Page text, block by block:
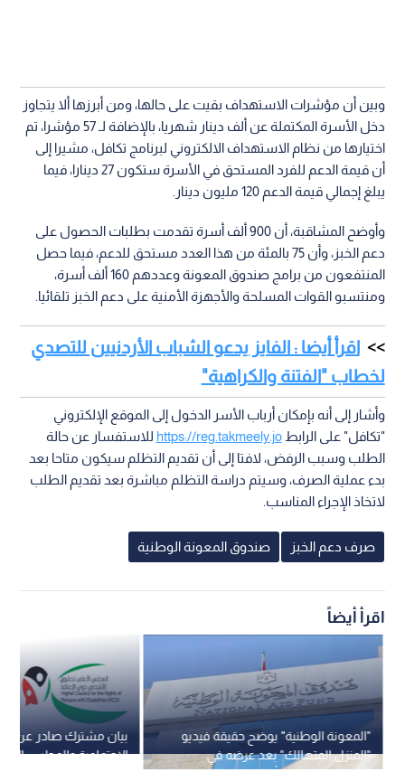
وبين أن مؤشرات الاستهداف بقيت على حالها، ومن أبرزها ألا يتجاوز
دخل الأسرة المكتملة عن ألف دينار شهريا، بالإضافة لـ 57 مؤشرا، تم
اختيارها من نظام الاستهداف الالكتروني لبرنامج تكافل، مشيرا إلى
أن قيمة الدعم للفرد المستحق في الأسرة ستكون 27 دينارا، فيما
يبلغ إجمالي قيمة الدعم 120 مليون دينار.
وأوضح المشاقبة، أن 900 ألف أسرة تقدمت بطلبات الحصول على
دعم الخبز، وأن 75 بالمئة من هذا العدد مستحق للدعم، فيما حصل
المنتفعون من برامج صندوق المعونة وعددهم 160 ألف أسرة،
ومنتسبو القوات المسلحة والأجهزة الأمنية على دعم الخبز تلقائيا.
اقرأ أيضا : الفايز يدعو الشباب الأردنيين للتصدي
لخطاب "الفتنة والكراهية"
وأشار إلى أنه بإمكان أرباب الأسر الدخول إلى الموقع الإلكتروني
"تكافل" على الرابطhttps://reg.takmeely.jo للاستفسار عن حالة
الطلب وسبب الرفض، لافتا إلى أن تقديم التظلم سيكون متاحا بعد
بدء عملية الصرف، وسيتم دراسة التظلم مباشرة بعد تقديم الطلب
لاتخاذ الإجراء المناسب.
صرف دعم الخبز صندوق المعونة الوطنية
اقرأ أيضاً
بيان مشترك صادر عن
الاجتماعية والمجلس
"المعونة الوطنية" يوضح حقيقة فيديو
"المنزل المتهالك" بعد عرضه في